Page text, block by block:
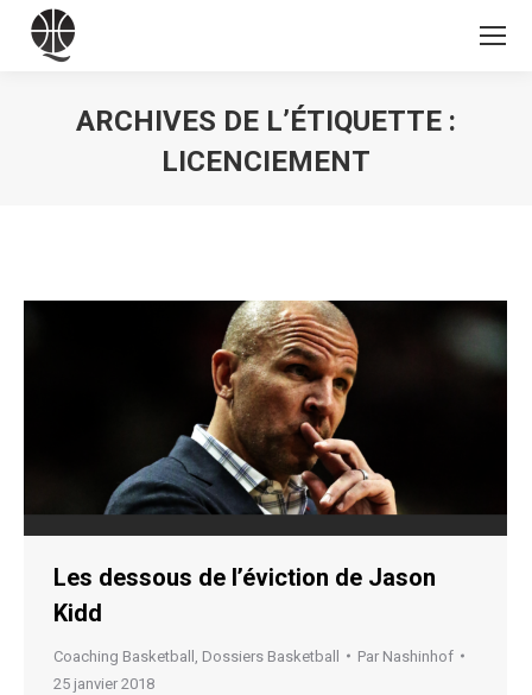
ARCHIVES DE L’ÉTIQUETTE :
LICENCIEMENT
Les dessous de l’éviction de Jason
Kidd
Coaching Basketball Dossiers Basketball Par Nashinhof
25 janvier 2018